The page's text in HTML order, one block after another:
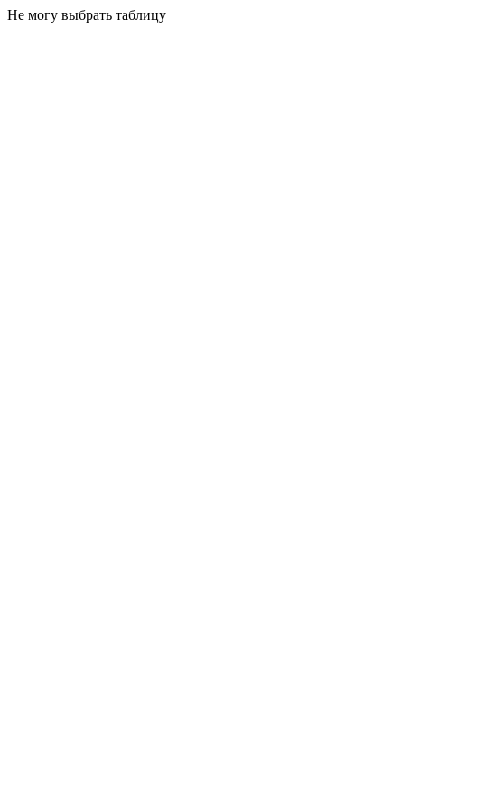
Не могу выбрать таблицу